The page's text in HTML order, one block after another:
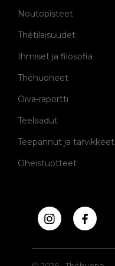
Noutopisteet
Thétilaisuudet
Ihmiset ja filosofia
Théhuoneet
Oiva-raportti
Teelaadut
Teepannut ja tarvikkeet
Oheistuotteet